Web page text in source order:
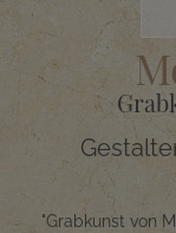
"Grabkunst von